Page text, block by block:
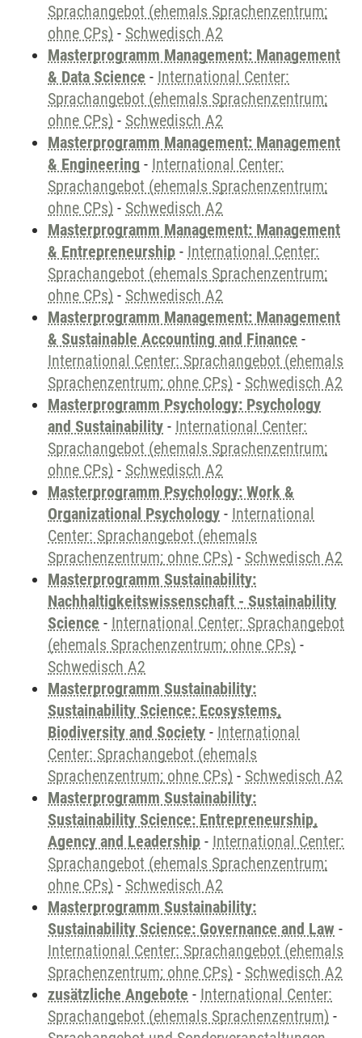
Sprachangebot (ehemals Sprachenzentrum;
ohne CPs) - Schwedisch A2
Masterprogramm Management: Management
& Data Science - International Center:
Sprachangebot (ehemals Sprachenzentrum;
ohne CPs) - Schwedisch A2
Masterprogramm Management: Management
& Engineering - International Center:
Sprachangebot (ehemals Sprachenzentrum;
ohne CPs) - Schwedisch A2
Masterprogramm Management: Management
& Entrepreneurship - International Center:
Sprachangebot (ehemals Sprachenzentrum;
ohne CPs) - Schwedisch A2
Masterprogramm Management: Management
& Sustainable Accounting and Finance -
International Center: Sprachangebot (ehemals
Sprachenzentrum; ohne CPs) - Schwedisch A2
Masterprogramm Psychology: Psychology
and Sustainability - International Center:
Sprachangebot (ehemals Sprachenzentrum;
ohne CPs) - Schwedisch A2
Masterprogramm Psychology: Work &
Organizational Psychology - International
Center: Sprachangebot (ehemals
Sprachenzentrum; ohne CPs) - Schwedisch A2
Masterprogramm Sustainability:
Nachhaltigkeitswissenschaft - Sustainability
Science - International Center: Sprachangebot
(ehemals Sprachenzentrum; ohne CPs) -
Schwedisch A2
Masterprogramm Sustainability:
Sustainability Science: Ecosystems,
Biodiversity and Society - International
Center: Sprachangebot (ehemals
Sprachenzentrum; ohne CPs) - Schwedisch A2
Masterprogramm Sustainability:
Sustainability Science: Entrepreneurship,
Agency and Leadership - International Center:
Sprachangebot (ehemals Sprachenzentrum;
ohne CPs) - Schwedisch A2
Masterprogramm Sustainability:
Sustainability Science: Governance and Law -
International Center: Sprachangebot (ehemals
Sprachenzentrum; ohne CPs) - Schwedisch A2
zusätzliche Angebote - International Center:
Sprachangebot (ehemals Sprachenzentrum) -